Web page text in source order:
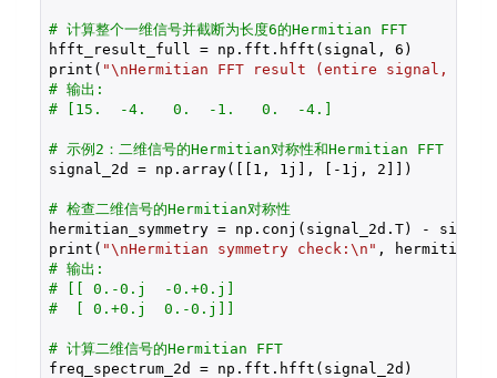
# 计算整个一维信号并截断为长度6的Hermitian FFT
hfft_result_full = np.fft.hfft(signal, 6 )
print( "\nHermitian FFT result (entire signal,
# 输出:
# [15.  -4.   0.  -1.   0.  -4.]
# 示例2：二维信号的Hermitian对称性和Hermitian FFT
signal_2d = np.array([[ 1 , 1j ], [ -1j , 2 ]])
# 检查二维信号的Hermitian对称性
hermitian_symmetry = np.conj(signal_2d.T) -
print( "\nHermitian symmetry check:\n"
# 输出:
# [[ 0.-0.j  -0.+0.j]
#  [ 0.+0.j  0.-0.j]]
# 计算二维信号的Hermitian FFT
freq_spectrum_2d = np.fft.hfft(signal_2d)